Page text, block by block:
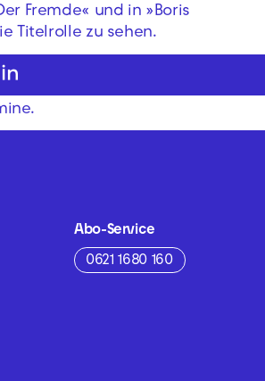
Fremde« und in »Boris
Titelrolle zu sehen.
Abo-Service
0621 1680 160